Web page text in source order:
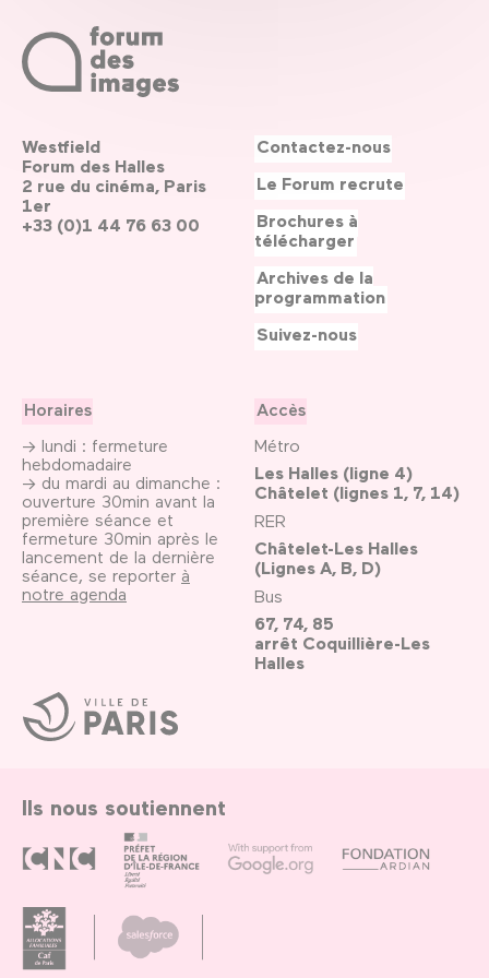
Ville
de
Paris
Westfield
Forum des Halles
2 rue du cinéma, Paris
1er
+33 (0)1 44 76 63 00
Horaires
→ lundi : fermeture
hebdomadaire
→ du mardi au dimanche :
ouverture 30min avant la
première séance et
fermeture 30min après le
lancement de la dernière
séance, se reporter à
notre agenda
Accès
Métro
Les Halles (ligne 4)
Châtelet (lignes 1, 7, 14)
RER
Châtelet-Les Halles
(Lignes A, B, D)
Bus
67, 74, 85
arrêt Coquillière-Les
Halles
Contactez-nous
Le Forum recrute
Brochures à
télécharger
Archives de la
programmation
Suivez-nous
Ils nous soutiennent